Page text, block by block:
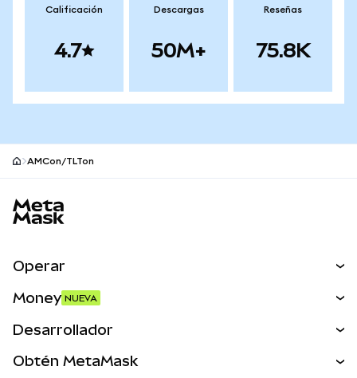
Calificación
4.7
Descargas
50M+
Reseñas
75.8K
AMCon/TLTon
Operar
Activos del mundo real
Money NUEVA
Desarrollador
Obtén MetaMask